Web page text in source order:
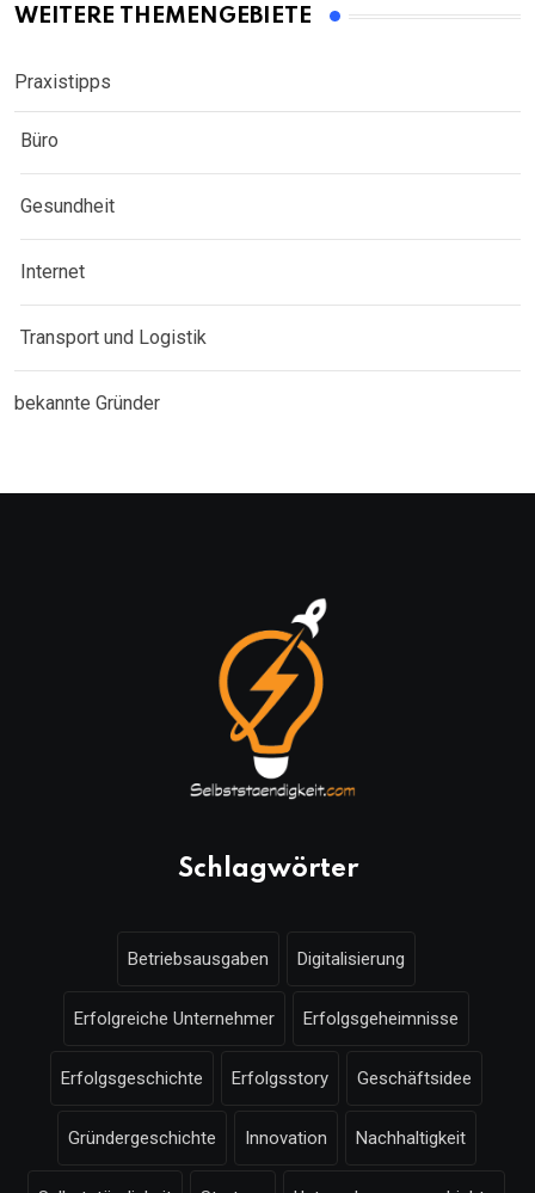
WEITERE THEMENGEBIETE
Praxistipps
Büro
Gesundheit
Internet
Transport und Logistik
bekannte Gründer
Schlagwörter
Betriebsausgaben Digitalisierung
Erfolgreiche Unternehmer Erfolgsgeheimnisse
Erfolgsgeschichte Erfolgsstory Geschäftsidee
Gründergeschichte Innovation Nachhaltigkeit